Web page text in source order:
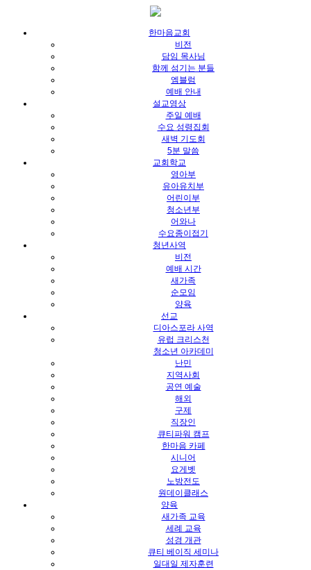
한마음교회
비전
담임 목사님
함께 섬기는 분들
엠블럼
예배 안내
설교영상
주일 예배
수요 성령집회
새벽 기도회
5분 말씀
교회학교
영아부
유아유치부
어린이부
청소년부
어와나
수요종이접기
청년사역
비전
예배 시간
새가족
순모임
양육
선교
디아스포라 사역
유럽 크리스천
청소년 아카데미
난민
지역사회
공연 예술
해외
구제
직장인
큐티파워 캠프
한마음 카페
시니어
요게벳
노방전도
원데이클래스
양육
새가족 교육
세례 교육
성경 개관
큐티 베이직 세미나
일대일 제자훈련